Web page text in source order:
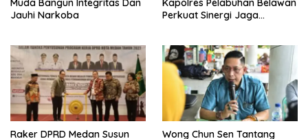
Muda Bangun Integritas Dan
Jauhi Narkoba
Kapolres Pelabuhan Belawan
Perkuat Sinergi Jaga
Belawan
Raker DPRD Medan Susun
Wong Chun Sen Tantang